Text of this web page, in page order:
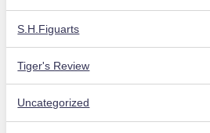
S.H.Figuarts
Tiger's Review
Uncategorized